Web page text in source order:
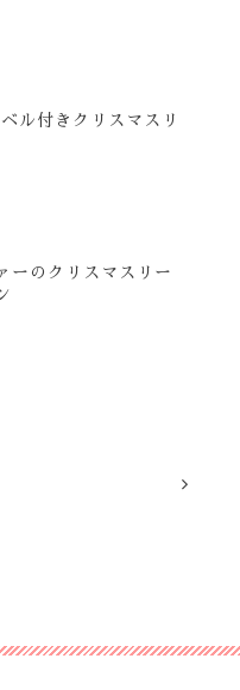
ル付きクリスマスリ
ーのクリスマスリー